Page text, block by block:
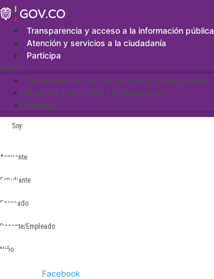
Saltar
al
contenidoTransparencia y acceso a la información pública
Atención y servicios a la ciudadanía
Participa
Menu
Transparencia y acceso a la información pública
Atención y servicios a la ciudadanía
Participa
Soy:
Aspirante
Estudiante
Egresado
Docente/Empleado
Niño
Facebook